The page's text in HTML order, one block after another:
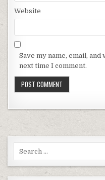
Website
Save my name, email,
next time I comment.